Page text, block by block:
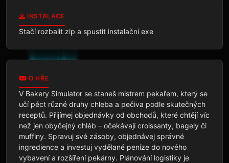
INSTALACE
Stačí rozbalit zip a spustit instalační exe
O HŘE
V Bakery Simulator se staneš mistrem pekařem, který se
učí péct různé druhy chleba a pečiva podle skutečných
receptů. Přijímej objednávky od obchodů, které chtějí víc
než jen obyčejný chléb – očekávají croissanty, bagely či
muffiny. Spravuj své zásoby, objednávej správné
ingredience a investuj vydělané peníze do nového
vybavení a rozšíření pekárny. Plánování logistiky je